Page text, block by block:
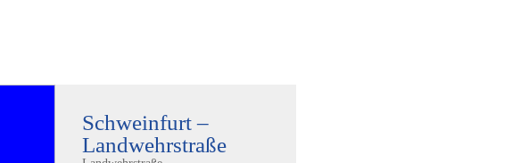
Schweinfurt –
Landwehrstraße